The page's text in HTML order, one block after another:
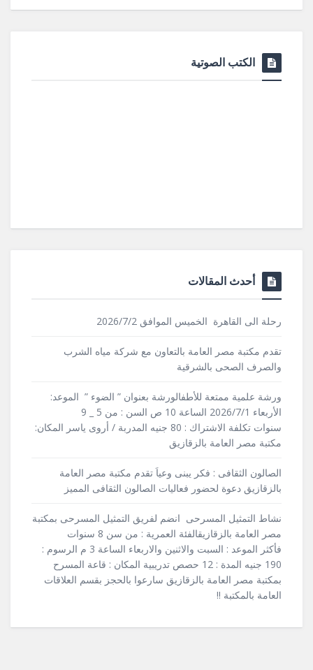
الكتب الصوتية
أحدث المقالات
رحلة الى القاهرة الخميس الموافق 2026/7/2
تقدم مكتبة مصر العامة بالتعاون مع شركة مياه الشرب
والصرف الصحى بالشرقية
ورشة علمية ممتعة للأطفالورشة بعنوان ” الضوء ” الموعد:
الأربعاء 2026/7/1 الساعة 10 ص السن : من 5 _ 9
سنوات تكلفة الاشتراك : 80 جنيه المدربة / أروى ياسر المكان:
مكتبة مصر العامة بالزقازيق
الصالون الثقافى : فكر يبنى وعياَ تقدم مكتبة مصر العامة
بالزقازيق دعوة لحضور فعاليات الصالون الثقافى المميز
نشاط التمثيل المسرحى انضم لفريق التمثيل المسرحى بمكتبة
مصر العامة بالزقازيقالفئة العمرية : من سن 8 سنوات
فأكثر الموعد : السبت والاثنين والاربعاء الساعة 3 م الرسوم :
190 جنيه المدة : 12 حصص تدريبية المكان : قاعة المسرح
بمكتبة مصر العامة بالزقازيق سارعوا بالحجز بقسم العلاقات
العامة بالمكتبة !!